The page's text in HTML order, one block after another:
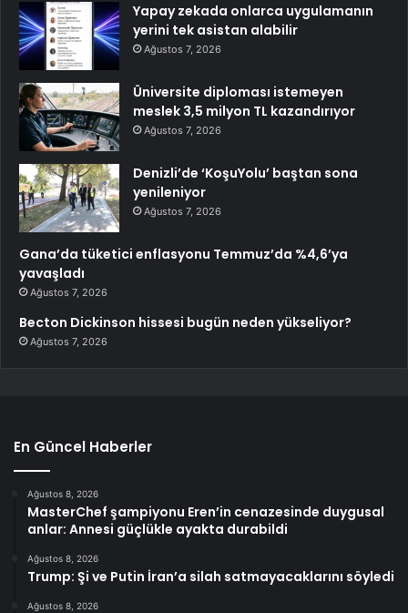
Yapay zekada onlarca uygulamanın
yerini tek asistan alabilir
Ağustos 7, 2026
Üniversite diploması istemeyen
meslek 3,5 milyon TL kazandırıyor
Ağustos 7, 2026
Denizli’de ‘KoşuYolu’ baştan sona
yenileniyor
Ağustos 7, 2026
Gana’da tüketici enflasyonu Temmuz’da %4,6’ya
yavaşladı
Ağustos 7, 2026
Becton Dickinson hissesi bugün neden yükseliyor?
Ağustos 7, 2026
En Güncel Haberler
Ağustos 8, 2026
MasterChef şampiyonu Eren’in cenazesinde duygusal
anlar: Annesi güçlükle ayakta durabildi
Ağustos 8, 2026
Trump: Şi ve Putin İran’a silah satmayacaklarını söyledi
Ağustos 8, 2026